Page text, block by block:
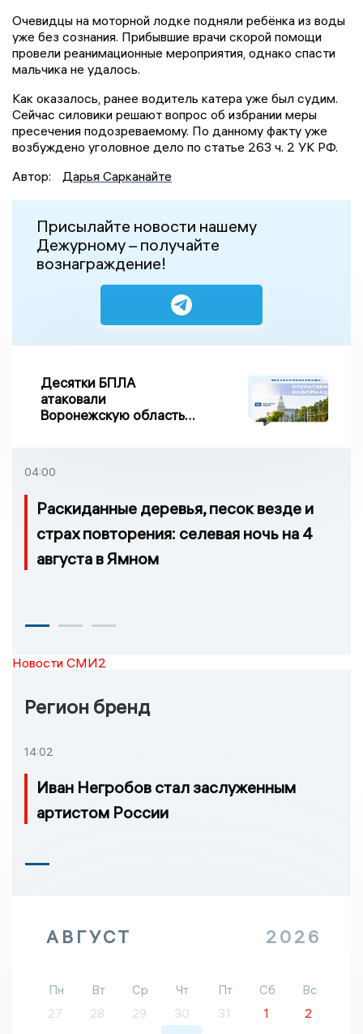
Очевидцы на моторной лодке подняли ребёнка из воды
уже без сознания. Прибывшие врачи скорой помощи
провели реанимационные мероприятия, однако спасти
мальчика не удалось.
Как оказалось, ранее водитель катера уже был судим.
Сейчас силовики решают вопрос об избрании меры
пресечения подозреваемому. По данному факту уже
возбуждено уголовное дело по статье 263 ч. 2 УК РФ.
Автор:
Дарья Сарканайте
Присылайте новости нашему
Дежурному – получайте
вознаграждение!
Десятки БПЛА
атаковали
Воронежскую область
04:00
Раскиданные деревья, песок везде и
страх повторения: селевая ночь на 4
августа в Ямном
Новости СМИ2
Регион бренд
14:02
Иван Негробов стал заслуженным
артистом России
АВГУСТ 2026
Пн Вт Ср Чт Пт Сб
Вс
27
28 29 30 31 1
2